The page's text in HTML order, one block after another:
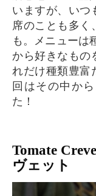
いますが、いつ
席のことも多く
も。メニューは
から好きなもの
れだけ種類豊富
回はその中か
た！
Tomate Crevette, トマト・オー・クル
ヴェット